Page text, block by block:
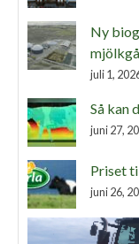
Ny
juli 1,
Så kan
juni 27,
Priset
juni 26,